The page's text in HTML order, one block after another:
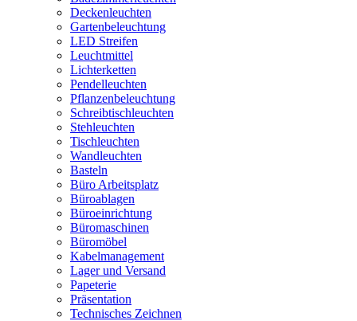
Deckenleuchten
Gartenbeleuchtung
LED Streifen
Leuchtmittel
Lichterketten
Pendelleuchten
Pflanzenbeleuchtung
Schreibtischleuchten
Stehleuchten
Tischleuchten
Wandleuchten
Basteln
Büro Arbeitsplatz
Büroablagen
Büroeinrichtung
Büromaschinen
Büromöbel
Kabelmanagement
Lager und Versand
Papeterie
Präsentation
Technisches Zeichnen